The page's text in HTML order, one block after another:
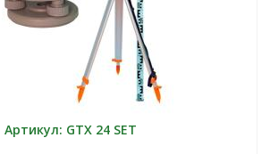
Артикул: GTX 24 SET